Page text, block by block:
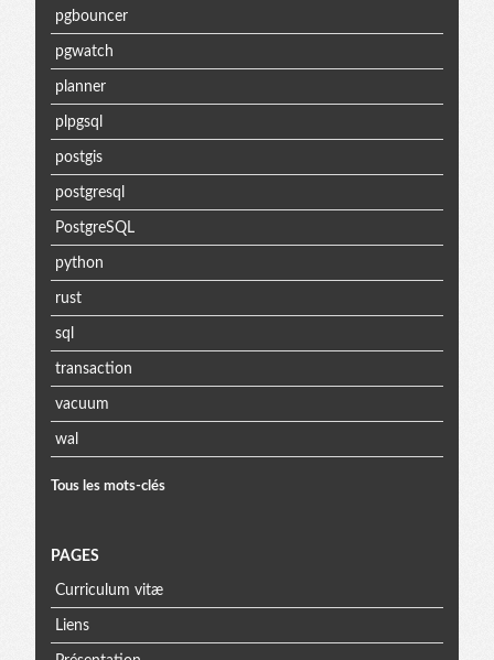
pgbouncer
pgwatch
planner
plpgsql
postgis
postgresql
PostgreSQL
python
rust
sql
transaction
vacuum
wal
Tous les mots-clés
PAGES
Curriculum vitæ
Liens